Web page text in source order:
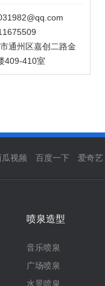
通州区嘉创二路金
409-410室
瓜视频 百度一下 爱奇艺
喷泉造型
音乐喷泉
广场喷泉
水景喷泉